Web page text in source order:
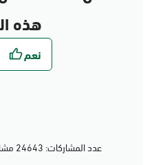
هذه
عدد المشاركات: 24643 مشاركة (84%) أعجبهم المحتوى